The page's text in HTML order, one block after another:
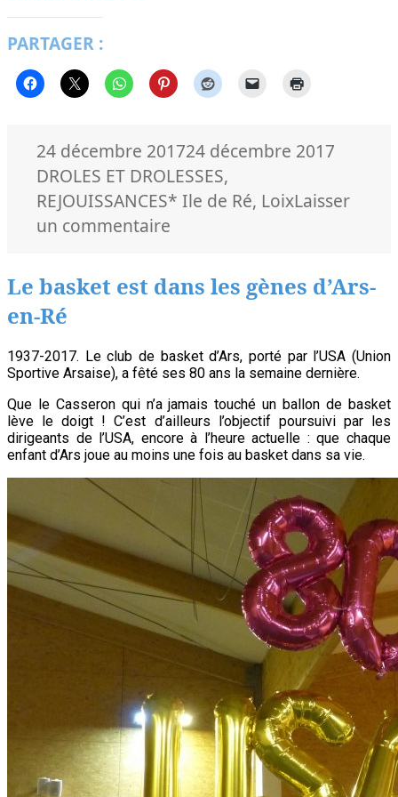
2017,
artistiquement
PARTAGER :
Publié
le
24 décembre 201724 décembre 2017
DROLES ET DROLESSES,
REJOUISSANCESMots-
clés
* Ile de Ré, LoixLaisser
un commentaire
avant-
goût
Noël
2017,
artistiquement
fêté
Le basket est dans les gènes d’Ars-
en-Ré
1937-2017. Le club de basket d’Ars, porté par l’USA (Union
Sportive Arsaise), a fêté ses 80 ans la semaine dernière.
Que le Casseron qui n’a jamais touché un ballon de basket
lève le doigt ! C’est d’ailleurs l’objectif poursuivi par les
dirigeants de l’USA, encore à l’heure actuelle : que chaque
enfant d’Ars joue au moins une fois au basket dans sa vie.